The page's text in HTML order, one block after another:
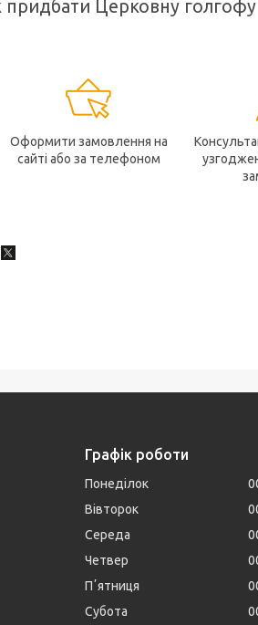
придбати Церковну голгофу
Оформити замовлення на
сайті або за телефоном
Графік роботи
Понеділок
Вівторок
Середа
Четвер
Пʼятниця
Субота